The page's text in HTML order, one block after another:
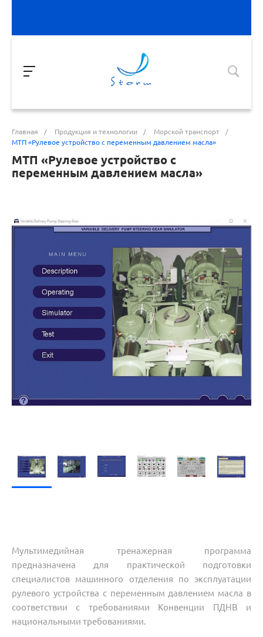
Главная / Продукция и технологии / Морской транспорт
/
МТП «Рулевое устройство с переменным давлением масла»
МТП «Рулевое устройство с
переменным давлением масла»
Мультимедийная тренажерная программа
предназначена для практической подготовки
специалистов машинного отделения по эксплуатации
рулевого устройства с переменным давлением масла в
соответствии с требованиями Конвенции ПДНВ и
национальными требованиями.